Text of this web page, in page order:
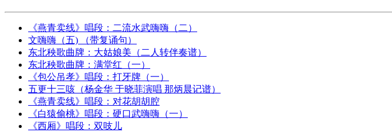
《燕青卖线》唱段：二流水武嗨嗨（二）
文嗨嗨（五) （带复诵句）
东北秧歌曲牌：大姑娘美（二人转伴奏谱）
东北秧歌曲牌：满堂红（一）
《包公吊孝》唱段：打牙牌（一）
五更十三咳（杨金华 于晓菲演唱 那炳晨记谱）
《燕青卖线》唱段：对花胡胡腔
《白猿偷桃》唱段：硬口武嗨嗨（一）
《西厢》唱段：双吱儿